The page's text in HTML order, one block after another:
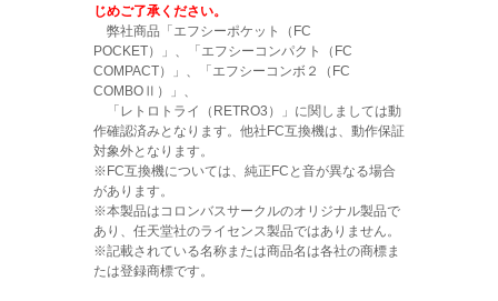
じめご了承ください。
弊社商品「エフシーポケット（FC
POCKET）」、「エフシーコンパクト（FC
COMPACT）」、「エフシーコンボ２（FC
COMBOⅡ）」、
「レトロトライ（RETRO3）」に関しましては動
作確認済みとなります。他社FC互換機は、動作保証
対象外となります。
※FC互換機については、純正FCと音が異なる場合
があります。
※本製品はコロンバスサークルのオリジナル製品で
あり、任天堂社のライセンス製品ではありません。
※記載されている名称または商品名は各社の商標ま
たは登録商標です。